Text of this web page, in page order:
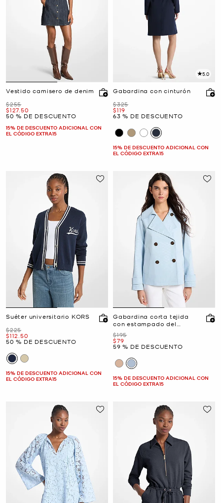
Vestido camisero de denim
Era
$255
Ahora
$127.50
50 % DE DESCUENTO
15% DE DESCUENTO ADICIONAL CON
EL CÓDIGO EXTRA15
5.0
Gabardina con cinturón
Era
$325
Ahora
$119
63 % DE DESCUENTO
15% DE DESCUENTO ADICIONAL CON
EL CÓDIGO EXTRA15
Suéter universitario KORS
Era
$225
Ahora
$112.50
50 % DE DESCUENTO
15% DE DESCUENTO ADICIONAL CON
EL CÓDIGO EXTRA15
Gabardina corta tejida
con estampado del
logotipo
Era
$195
Ahora
$79
59 % DE DESCUENTO
15% DE DESCUENTO ADICIONAL CON
EL CÓDIGO EXTRA15